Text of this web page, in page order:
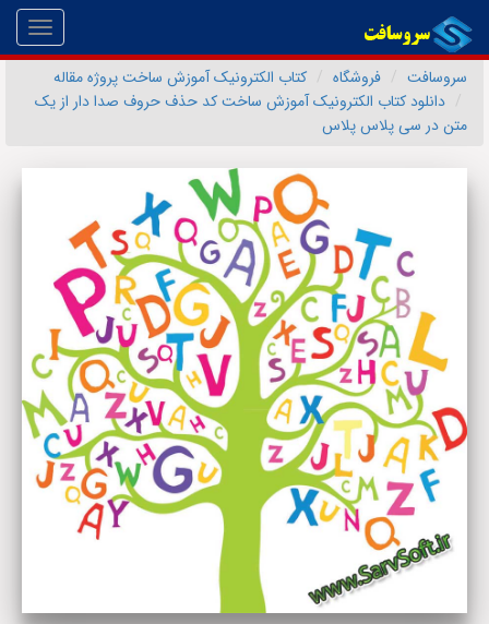
سروسافت
فروشگاه
کتاب الکترونیک آموزش ساخت پروژه مقاله
دانلود کتاب الکترونیک آموزش ساخت کد حذف حروف صدا دار از یک
متن در سی پلاس پلاس